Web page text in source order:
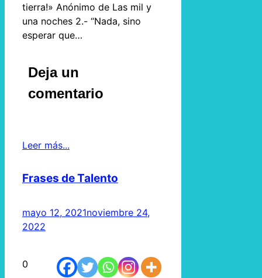
tierra!» Anónimo de Las mil y
una noches 2.- “Nada, sino
esperar que…
Deja un
comentario
Leer más...
Frases de Talento
mayo 12, 2021noviembre 24,
2022
0